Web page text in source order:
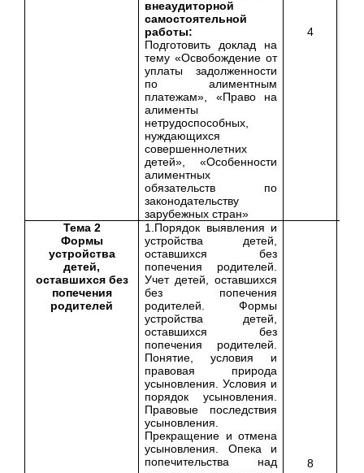
внеаудиторной
самостоятельной
работы:
Подготовить доклад на
тему «Освобождение от
уплаты задолженности
по алиментным
платежам», «Право на
алименты
нетрудоспособных,
нуждающихся
совершеннолетних
детей», «Особенности
алиментных
обязательств по
законодательству
зарубежных стран»
4
Тема 2
Формы
устройства
детей,
оставшихся без
попечения
родителей
1.Порядок выявления и
устройства детей,
оставшихся без
попечения родителей.
Учет детей, оставшихся
без попечения
родителей. Формы
устройства детей,
оставшихся без
попечения родителей.
Понятие, условия и
правовая природа
усыновления. Условия и
порядок усыновления.
Правовые последствия
усыновления.
Прекращение и отмена
усыновления. Опека и
попечительства над
8